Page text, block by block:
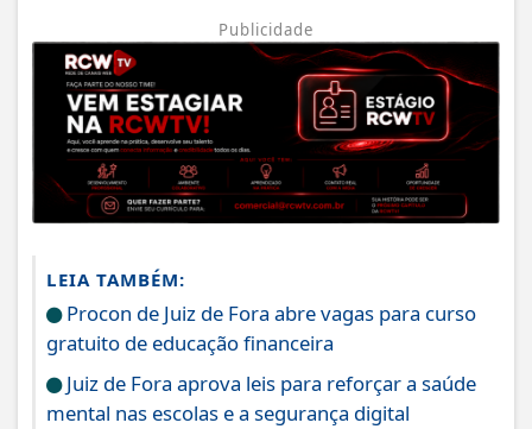
Publicidade
LEIA TAMBÉM:
Procon de Juiz de Fora abre vagas para curso
gratuito de educação financeira
Juiz de Fora aprova leis para reforçar a saúde
mental nas escolas e a segurança digital